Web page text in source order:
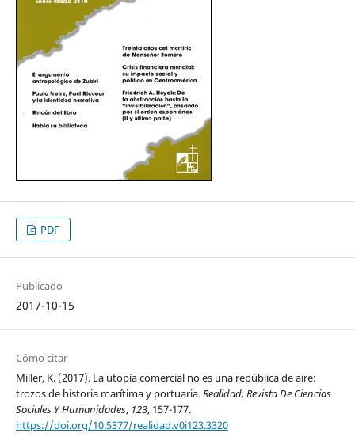
PDF
Publicado
2017-10-15
Cómo citar
Miller, K. (2017). La utopía comercial no es una república de aire:
trozos de historia marítima y portuaria.Realidad, Revista De Ciencias
Sociales Y Humanidades, 123, 157-177.
https://doi.org/10.5377/realidad.v0i123.3320